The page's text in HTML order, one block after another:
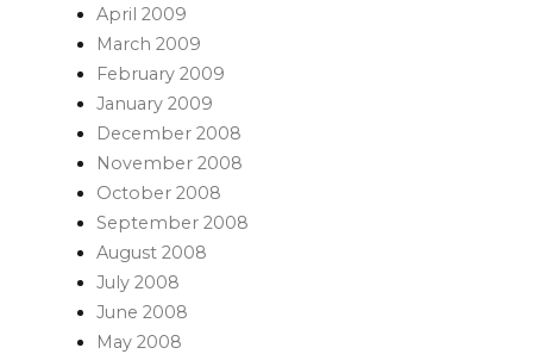
April 2009
March 2009
February 2009
January 2009
December 2008
November 2008
October 2008
September 2008
August 2008
July 2008
June 2008
May 2008